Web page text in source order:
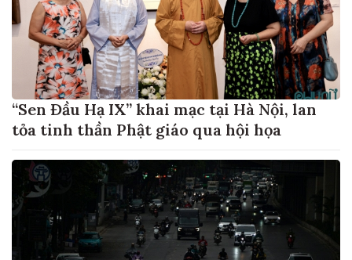
“Sen Đầu Hạ IX” khai mạc tại Hà Nội, lan
tỏa tinh thần Phật giáo qua hội họa